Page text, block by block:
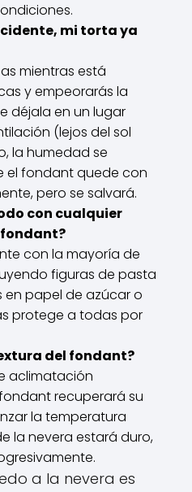
mi torta ya
mientras está
y empeorarás la
déjala en un lugar
(lejos del sol
la humedad se
el fondant quede con
pero se salvará.
con cualquier
con la mayoría de
figuras de pasta
en papel de azúcar o
protege a todas por
del fondant?
aclimatación
recuperará su
la temperatura
la nevera estará duro,
a la nevera es